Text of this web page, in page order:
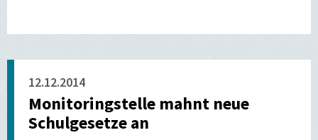
12.12.2014
Monitoringstelle mahnt neue
Schulgesetze an